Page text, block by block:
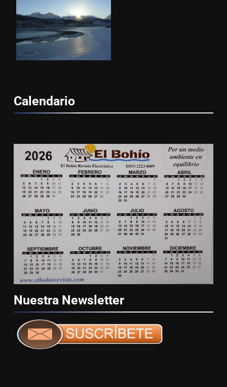
Calendario
Nuestra Newsletter